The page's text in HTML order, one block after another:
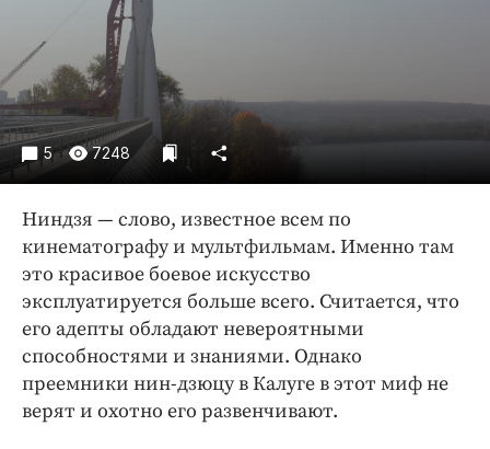
Общество
Погода
Праздники
Происшествия
Спорт
Экономика и бизнес
ПРОЕКТЫ
Издания
Медиаперсона
Интересное чтиво
Клиника года
5 7248
Ниндзя — слово, известное всем по
кинематографу и мультфильмам. Именно там
это красивое боевое искусство
эксплуатируется больше всего. Считается, что
его адепты обладают невероятными
способностями и знаниями. Однако
преемники нин-дзюцу в Калуге в этот миф не
верят и охотно его развенчивают.